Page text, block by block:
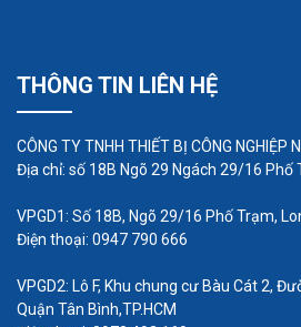
Lưu ý khi lắp đặt
Cần lắp đặt máy thổi khí tại
đủ ánh sáng, sạch sẽ, khô ráo
Nhiệt độ tại vị trí lắp đặt
được vượt quá mức 40 –
Bệ đặt máy thổi khíphải
mặt đặt máy phải thật
THÔNG TIN LIÊN HỆ
CÔNG TY TNHH THIẾT BỊ CÔNG NGHIỆP
Địa chỉ: số 18B Ngõ 29 Ngách 29/16 Phố
VPGD1: Số 18B, Ngõ 29/16 Phố Trạm,
Điện thoại: 0947 790 666
VPGD2: Lô F, Khu chung cư Bàu Cát 2,
Quận Tân Bình,TP.HCM